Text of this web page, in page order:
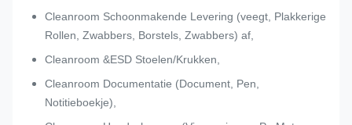
Cleanroom Schoonmakende Levering (veegt, Plakkerige
Rollen, Zwabbers, Borstels, Zwabbers) af,
Cleanroom &ESD Stoelen/Krukken,
Cleanroom Documentatie (Document, Pen,
Notitieboekje),